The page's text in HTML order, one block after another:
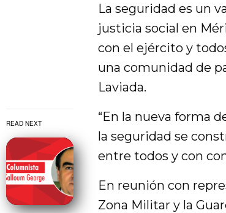
READ NEXT
La seguridad es un
justicia social en
con el ejército y
una comunidad de
Laviada.
“En la nueva forma
la seguridad se
entre todos y con
En reunión con
Zona Militar y la